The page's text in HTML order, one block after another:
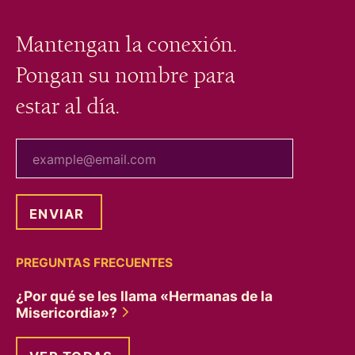
Mantengan la conexión.
Pongan su nombre para
estar al día.
PREGUNTAS FRECUENTES
¿Por qué se les llama «Hermanas de la
Misericordia»?